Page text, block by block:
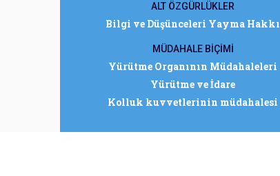
ALT ÖZGÜRLÜKLER
Bilgi ve Düşünceleri Yayma Hakkı
MÜDAHALE BİÇİMİ
Yürütme Organının Müdahaleleri
Yürütme ve İdare
Kolluk kuvvetlerinin müdahalesi